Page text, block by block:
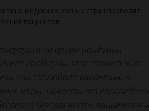
медики из разных стран проводят
пациентов.
во время пандемии
сообщили, что только 30%
или соблюдали карантин. В
меры. Новости от европейских
безопасность пациентов и